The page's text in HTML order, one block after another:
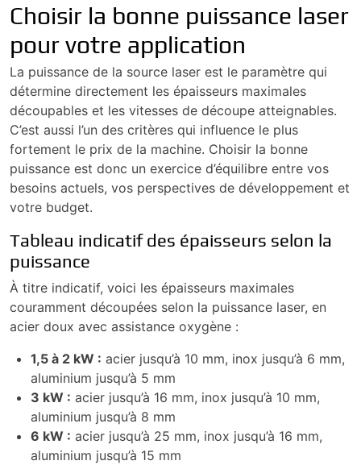
Choisir la bonne puissance laser
pour votre application
La puissance de la source laser est le paramètre qui
détermine directement les épaisseurs maximales
découpables et les vitesses de découpe atteignables.
C’est aussi l’un des critères qui influence le plus
fortement le prix de la machine. Choisir la bonne
puissance est donc un exercice d’équilibre entre vos
besoins actuels, vos perspectives de développement et
votre budget.
Tableau indicatif des épaisseurs selon la
puissance
À titre indicatif, voici les épaisseurs maximales
couramment découpées selon la puissance laser, en
acier doux avec assistance oxygène :
1,5 à 2 kW : acier jusqu’à 10 mm, inox jusqu’à 6 mm,
aluminium jusqu’à 5 mm
3 kW : acier jusqu’à 16 mm, inox jusqu’à 10 mm,
aluminium jusqu’à 8 mm
6 kW : acier jusqu’à 25 mm, inox jusqu’à 16 mm,
aluminium jusqu’à 15 mm